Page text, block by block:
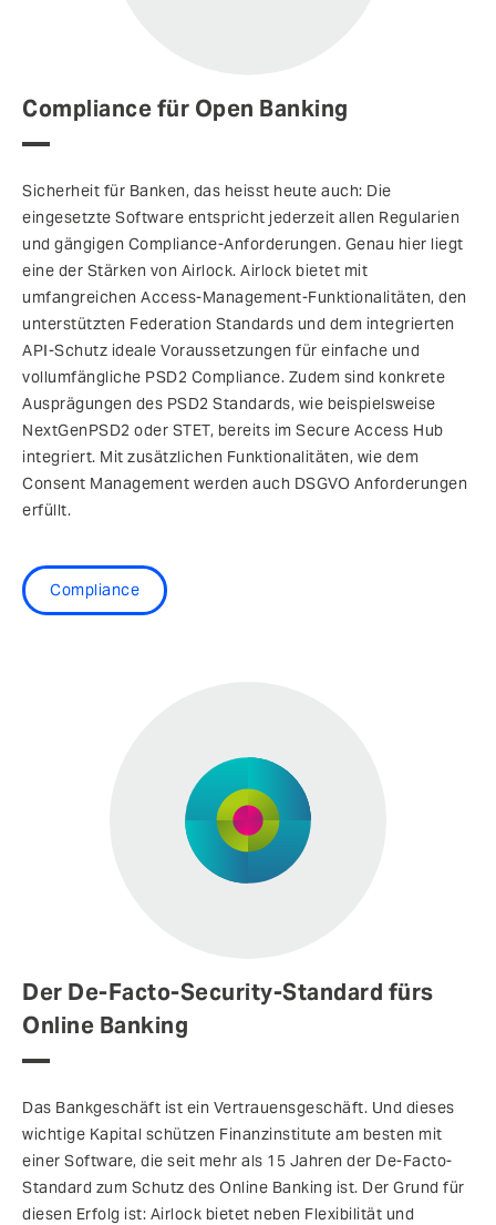
Compliance für Open Banking
Sicherheit für Banken, das heisst heute auch: Die
eingesetzte Software entspricht jederzeit allen Regularien
und gängigen Compliance-Anforderungen. Genau hier liegt
eine der Stärken von Airlock. Airlock bietet mit
umfangreichen Access-Management-Funktionalitäten, den
unterstützten Federation Standards und dem integrierten
API-Schutz ideale Voraussetzungen für einfache und
vollumfängliche PSD2 Compliance. Zudem sind konkrete
Ausprägungen des PSD2 Standards, wie beispielsweise
NextGenPSD2 oder STET, bereits im Secure Access Hub
integriert. Mit zusätzlichen Funktionalitäten, wie dem
Consent Management werden auch DSGVO Anforderungen
erfüllt.
Compliance
Der De-Facto-Security-Standard fürs
Online Banking
Das Bankgeschäft ist ein Vertrauensgeschäft. Und dieses
wichtige Kapital schützen Finanzinstitute am besten mit
einer Software, die seit mehr als 15 Jahren der De-Facto-
Standard zum Schutz des Online Banking ist. Der Grund für
diesen Erfolg ist: Airlock bietet neben Flexibilität und